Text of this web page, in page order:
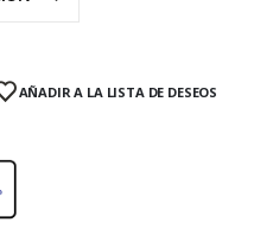
AÑADIR A LA LISTA DE DESEOS